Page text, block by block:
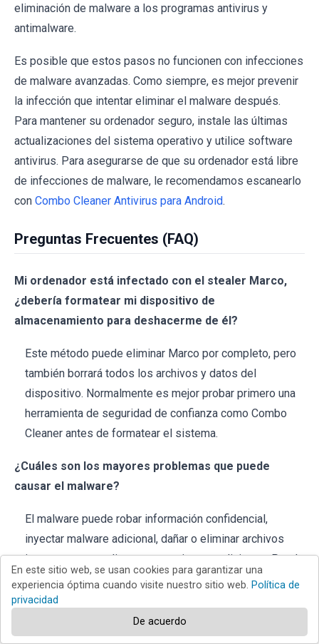
eliminación de malware a los programas antivirus y
antimalware.
Es posible que estos pasos no funcionen con infecciones
de malware avanzadas. Como siempre, es mejor prevenir
la infección que intentar eliminar el malware después.
Para mantener su ordenador seguro, instale las últimas
actualizaciones del sistema operativo y utilice software
antivirus. Para asegurarse de que su ordenador está libre
de infecciones de malware, le recomendamos escanearlo
con Combo Cleaner Antivirus para Android.
Preguntas Frecuentes (FAQ)
Mi ordenador está infectado con el stealer Marco,
¿debería formatear mi dispositivo de
almacenamiento para deshacerme de él?
Este método puede eliminar Marco por completo, pero
también borrará todos los archivos y datos del
dispositivo. Normalmente es mejor probar primero una
herramienta de seguridad de confianza como Combo
Cleaner antes de formatear el sistema.
¿Cuáles son los mayores problemas que puede
causar el malware?
El malware puede robar información confidencial,
inyectar malware adicional, dañar o eliminar archivos
importantes y realizar otras acciones maliciosas. Puede
provocar pérdida de datos y acceso no autorizado a
cuentas, pérdidas financieras, robo de identidad y otras
En este sitio web, se usan cookies para garantizar una
experiencia óptima cuando visite nuestro sitio web. Política de
privacidad
De acuerdo